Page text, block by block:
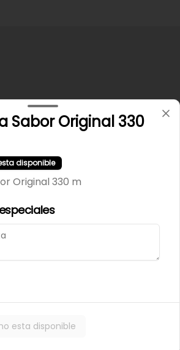
Sabor Original 330
disponible
Original 330 m
esta disponible